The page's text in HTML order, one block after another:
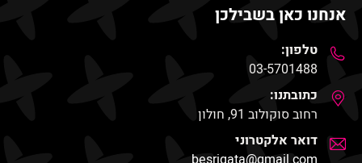
אנחנו כאן בשבילכן
טלפון:
03-5701488
כתובתנו:
רחוב סוקולוב 91, חולון
דואר אלקטרוני